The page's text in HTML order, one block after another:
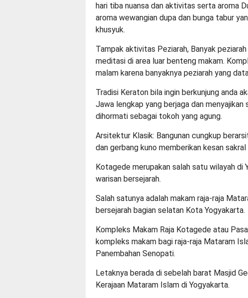
hari tiba nuansa dan aktivitas serta aroma
aroma wewangian dupa dan bunga tabur
khusyuk.
Tampak aktivitas Peziarah, Banyak
meditasi di area luar benteng makam.
malam karena banyaknya peziarah yang
Tradisi Keraton bila ingin berkunjung anda
Jawa lengkap yang berjaga dan
dihormati sebagai tokoh yang agung.
Arsitektur Klasik: Bangunan cungkup
dan gerbang kuno memberikan kesan
Kotagede merupakan salah satu wilayah di
warisan bersejarah.
Salah satunya adalah makam raja-raja
bersejarah bagian selatan Kota Yogyakarta.
Kompleks Makam Raja Kotagede atau
kompleks makam bagi raja-raja Mataram
Panembahan Senopati.
Letaknya berada di sebelah barat Masjid
Kerajaan Mataram Islam di Yogyakarta.